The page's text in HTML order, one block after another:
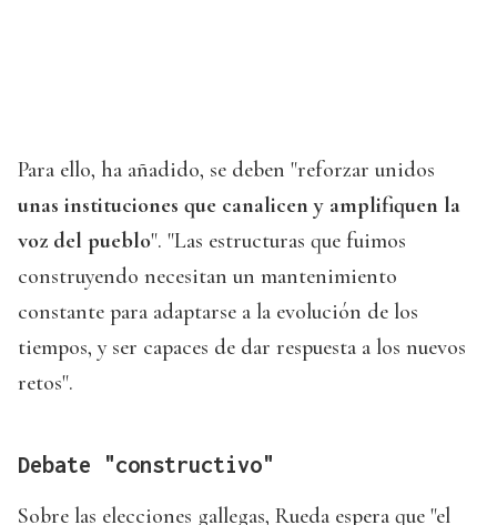
Para ello, ha añadido, se deben "reforzar unidos
unas instituciones que canalicen y amplifiquen la
voz del pueblo". "Las estructuras que fuimos
construyendo necesitan un mantenimiento
constante para adaptarse a la evolución de los
tiempos, y ser capaces de dar respuesta a los nuevos
retos".
Debate "constructivo"
Sobre las elecciones gallegas, Rueda espera que "el